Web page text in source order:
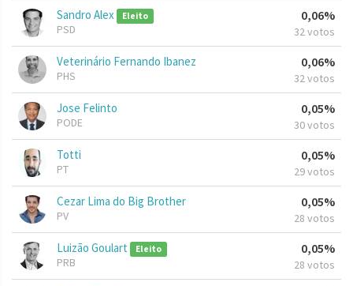
Sandro Alex Eleito
PSD
0,06%
32 votos
Veterinário Fernando Ibanez
PHS
0,06%
32 votos
Jose Felinto
PODE
0,05%
30 votos
Totti
PT
0,05%
29 votos
Cezar Lima do Big Brother
PV
0,05%
28 votos
Luizão Goulart Eleito
PRB
0,05%
28 votos